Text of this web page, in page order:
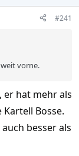
#241
vorne.
er hat mehr als
Bosse.
besser als